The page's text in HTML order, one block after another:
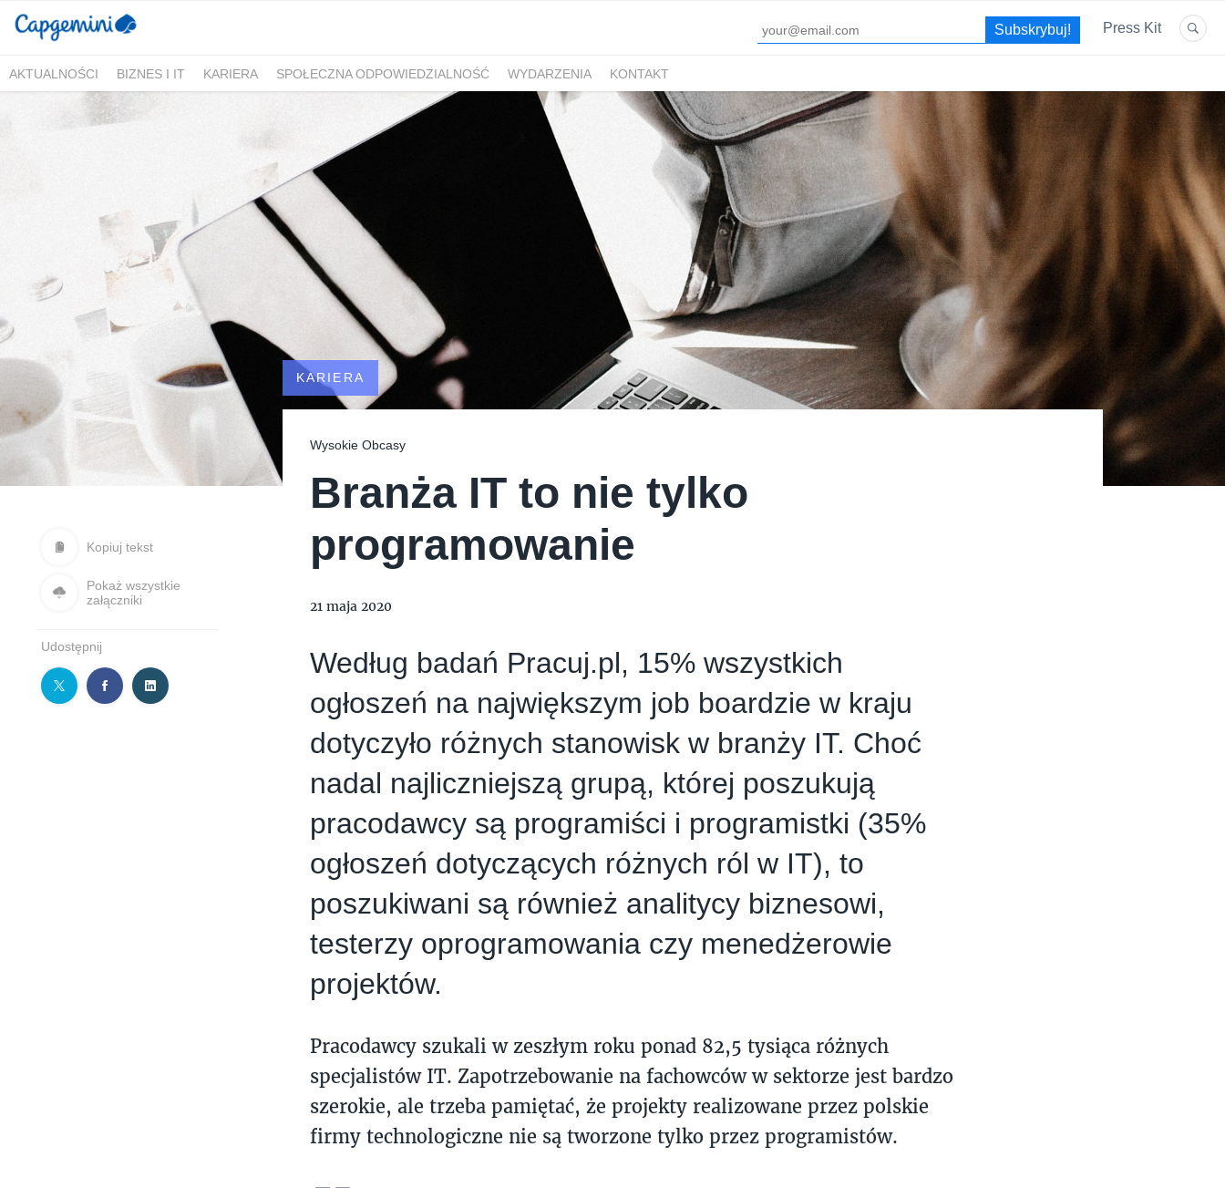
Press Kit
AKTUALNOŚCI BIZNES I IT KARIERA SPOŁECZNA ODPOWIEDZIALNOŚĆ WYDARZENIA KONTAKT
Kopiuj tekst
Pokaż wszystkie
załączniki
Udostępnij
KARIERA
Wysokie Obcasy
Branża IT to nie tylko
programowanie
21 maja 2020
Według badań Pracuj.pl, 15% wszystkich
ogłoszeń na największym job boardzie w kraju
dotyczyło różnych stanowisk w branży IT. Choć
nadal najliczniejszą grupą, której poszukują
pracodawcy są programiści i programistki (35%
ogłoszeń dotyczących różnych ról w IT), to
poszukiwani są również analitycy biznesowi,
testerzy oprogramowania czy menedżerowie
projektów.
Pracodawcy szukali w zeszłym roku ponad 82,5 tysiąca różnych
specjalistów IT. Zapotrzebowanie na fachowców w sektorze jest bardzo
szerokie, ale trzeba pamiętać, że projekty realizowane przez polskie
firmy technologiczne nie są tworzone tylko przez programistów.